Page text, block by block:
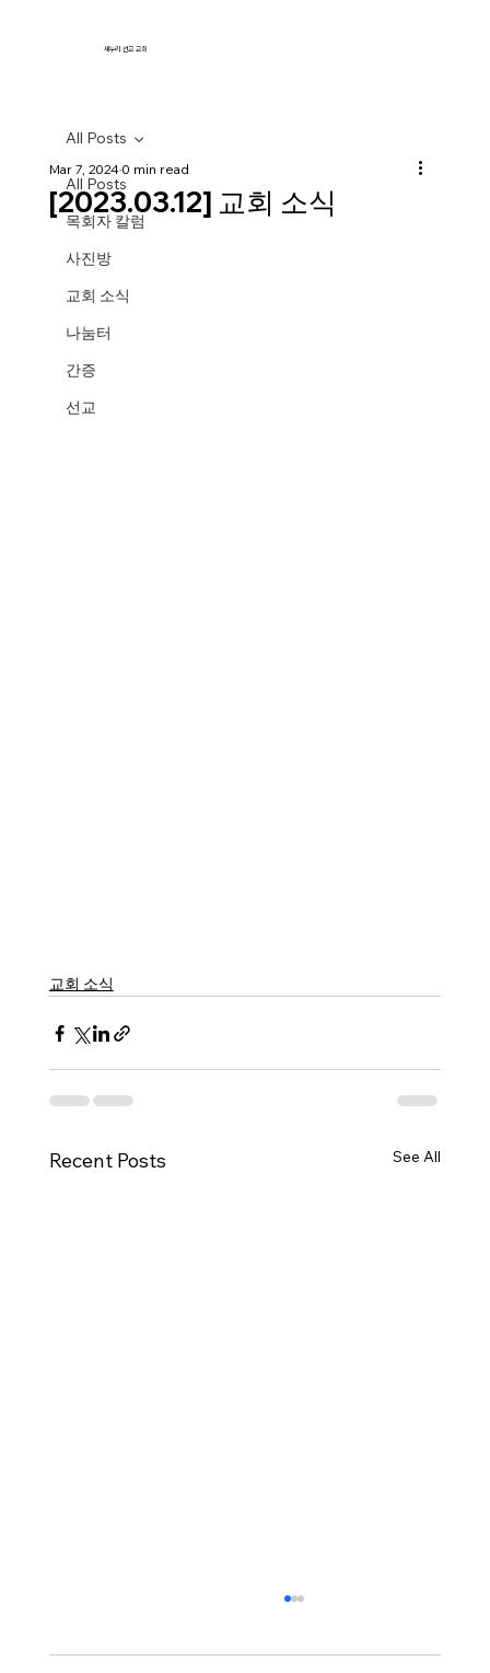
새누리 선교 교회
All Posts
목회자 칼럼
사진방
교회 소식
나눔터
간증
선교
All Posts
[2023.03.12] 교회 소식
Mar 7, 20240 min read
교회 소식
Recent Posts See All
• 서대석 목자 단기 선교 8월 1일부터 13일까지